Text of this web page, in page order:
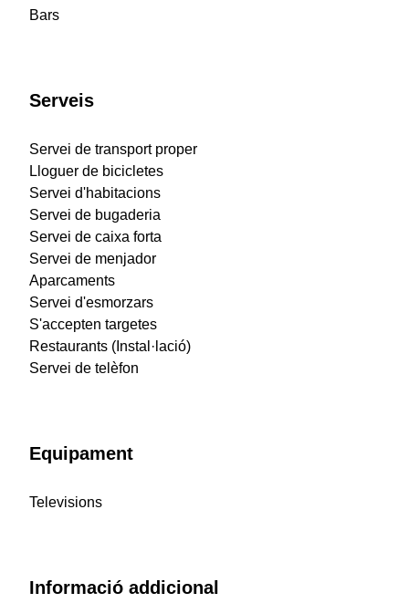
Bars
Serveis
Servei de transport proper
Lloguer de bicicletes
Servei d'habitacions
Servei de bugaderia
Servei de caixa forta
Servei de menjador
Aparcaments
Servei d'esmorzars
S'accepten targetes
Restaurants (Instal·lació)
Servei de telèfon
Equipament
Televisions
Informació addicional